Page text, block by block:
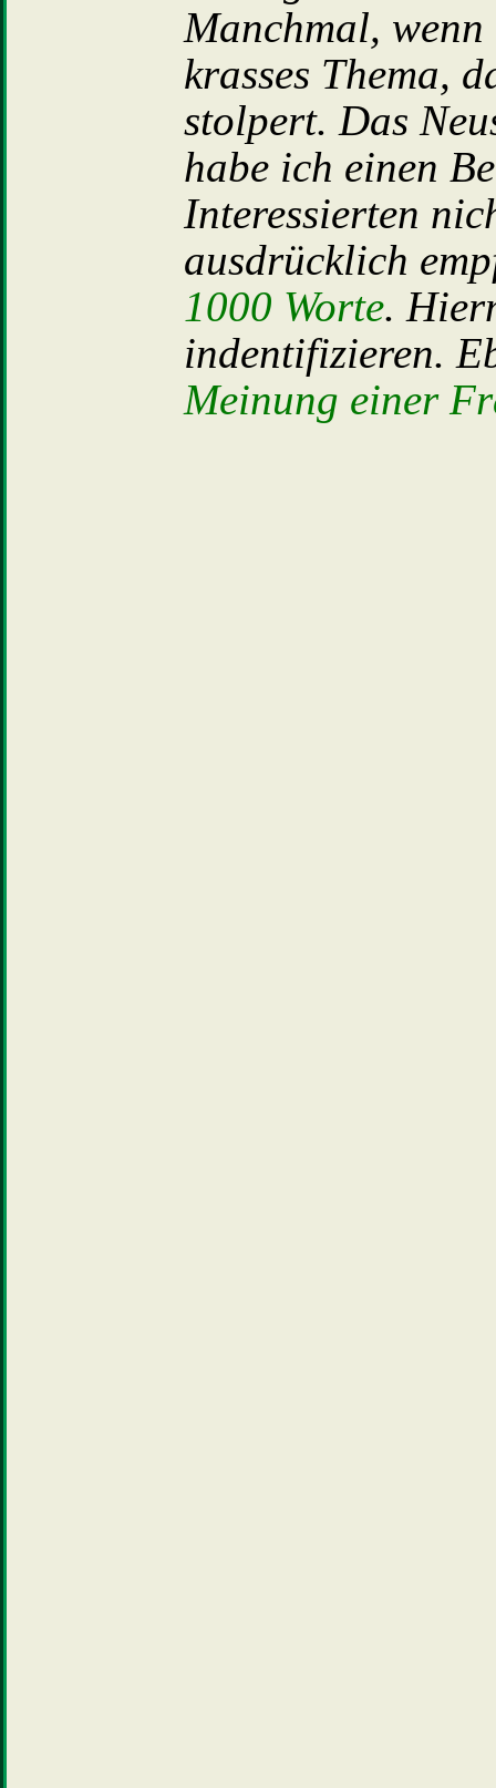
Manchmal, wenn
krasses Thema,
stolpert. Das
habe ich einen
Interessierten
ausdrücklich
1000 Worte.
indentifizieren.
Meinung einer